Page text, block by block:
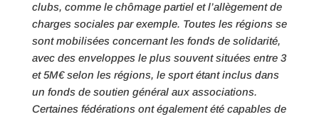
clubs, comme le chômage partiel et l’allègement de
charges sociales par exemple. Toutes les régions se
sont mobilisées concernant les fonds de solidarité,
avec des enveloppes le plus souvent situées entre 3
et 5M€ selon les régions, le sport étant inclus dans
un fonds de soutien général aux associations.
Certaines fédérations ont également été capables de